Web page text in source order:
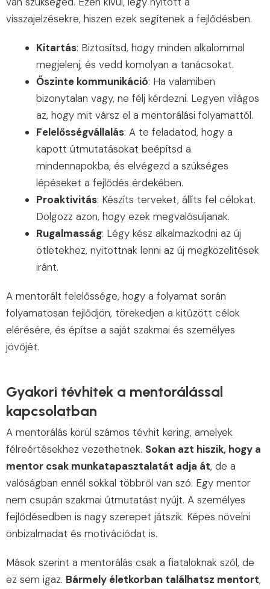
visszajelzésekre, hiszen ezek segítenek a fejlődésben.
Kitartás: Biztosítsd, hogy minden alkalommal
megjelenj, és vedd komolyan a tanácsokat.
Őszinte kommunikáció: Ha valamiben
bizonytalan vagy, ne félj kérdezni. Legyen világos
az, hogy mit vársz el a mentorálási folyamattól.
Felelősségvállalás: A te feladatod, hogy a
kapott útmutatásokat beépítsd a
mindennapokba, és elvégezd a szükséges
lépéseket a fejlődés érdekében.
Proaktivitás: Készíts terveket, állíts fel célokat.
Dolgozz azon, hogy ezek megvalósuljanak.
Rugalmasság: Légy kész alkalmazkodni az új
ötletekhez, nyitottnak lenni az új megközelítések
iránt.
A mentorált felelőssége, hogy a folyamat során
folyamatosan fejlődjön, törekedjen a kitűzött célok
elérésére, és építse a saját szakmai és személyes
jövőjét.
Gyakori tévhitek a mentorálással
kapcsolatban
A mentorálás körül számos tévhit kering, amelyek
félreértésekhez vezethetnek. Sokan azt hiszik, hogy a
mentor csak munkatapasztalatát adja át, de a
valóságban ennél sokkal többről van szó. Egy mentor
nem csupán szakmai útmutatást nyújt. A személyes
fejlődésedben is nagy szerepet játszik. Képes növelni
önbizalmadat és motivációdat is.
Mások szerint a mentorálás csak a fiataloknak szól, de
ez sem igaz. Bármely életkorban találhatsz mentort,